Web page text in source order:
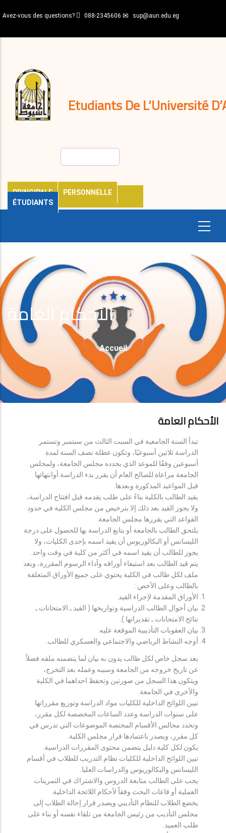
au
principal
Avez-vous des questions? 088-2345606 sup@aun.edu.eg
Etudiants De L’Université
PRINCIPALE
PERSONNELLE
ÉTUDIANTS
décisions
Expatriés
Journal
الأحكام العامة
Fil
D'Ariane
Accueil
الأحكام العامة
تبدأ السنة الجامعية في السبت الثالث من سبتمبر وتستمر
الدراسة ثلاثين أسبوعيًا، وتكون عطلة نصف السنة لمدة
أسبوعين وفقًا للموعد الذي يحدده مجلس الجامعة، ولمجلس
الجامعة مراعاة للصالح العام أن يقرر بدء الدراسة أوانتهائها
قبل المواعيد المذكورة وبعدها.
يقيد الطالب بالكلية بناءً على طلب يقدمه قبل افتتاح الدراسة،
ولا يجوز القيد بعد ذلك إلا بترخيص من مجلس الكلية في حدود
القواعد التي يقررها مجلس الجامعة.
يلتحق الطالب بالجامعة أو يتابع الدراسة بها للحصول على درجة
الليسانس أو البكالوريوس أن يقيد اسمه بإحدى الكليات، ولا
يجوز للطالب أن يقيد اسمه في أكثر من كلية في وقت واحد.
يتم قيد الطالب بعد استيفاء أوراقه وأداء الرسوم المقررة، ويعد
ملف لكل طالب في الكلية يحتوي على جميع الأوراق المتعلقة
بالطالب وعلى الأخص :
الأوراق المقدمة لإجراء القيد.
بيان أحوال الطالب الدراسية وتواريخها ( القيد ـ الامتحانات ـ
نتائح الامتحانات ـ تقديراتها ).
بيان العقوبات التأديبية الموقعة عليه.
أوجه النشاط الرياضي والاجتماعي والعسكري للطالب.
يعد سجل خاص لكل طالب يدون به بيان لما يتضمنه ملفه فضلاً
عن تاريخ خروجه من الجامعة وسببه وعمله بعد التخرج،
ويتكون هذا السجل من صورتين وتحفظ احداهما في الكلية
والأخرى في الجامعة.
تبين اللوائح الداخلية للكليات مواد الدراسة وتوزيع مقرراتها
على سنوات الدراسة وعدد الساعات المخصصة لكل مقرر،
وتحدد مجالس الأقسام المختصة الموضوعات التي تدرس في
كل مقرر، ويصدر باعتمادها قرار مجلس الكلية.
يكون لكل كلية دليل يتضمن محتوى المقررات الدراسية.
تبين اللوائح الداخلية للكليات نظام التدريب للطلاب في أقسام
الليسانس والبكالوريوس والدراسات العليا.
يجب على الطالب متابعة الدروس والاشتراك في التمرينات
العملية أو قاعات البحث وفقاً لأحكام اللائحة الداخلية.
يخضع الطلاب للنظام التأديبي ويصدر قرار إحالة الطلاب إلى
مجلس التأديب من رئيس الجامعة من تلقاء نفسه أو بناء على
طلب العميد.